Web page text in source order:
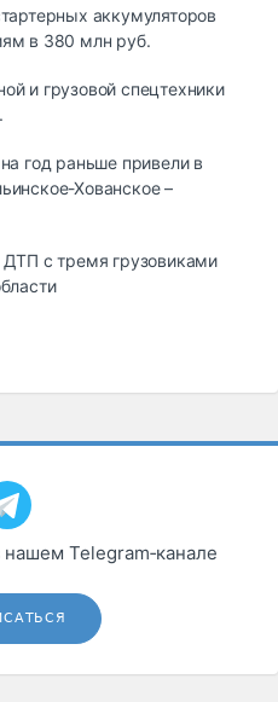
аккумуляторов
в 380 млн руб.
и грузовой спецтехники
год раньше привели в
Хованское –
с тремя грузовиками
Telegram‑канале